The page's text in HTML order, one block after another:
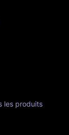
les produits